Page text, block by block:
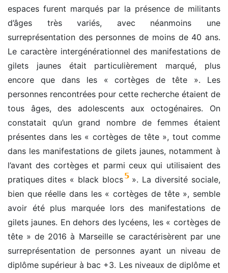
espaces furent marqués par la présence de militants
d’âges très variés, avec néanmoins une
surreprésentation des personnes de moins de 40 ans.
Le caractère intergénérationnel des manifestations de
gilets jaunes était particulièrement marqué, plus
encore que dans les « cortèges de tête ». Les
personnes rencontrées pour cette recherche étaient de
tous âges, des adolescents aux octogénaires. On
constatait qu’un grand nombre de femmes étaient
présentes dans les « cortèges de tête », tout comme
dans les manifestations de gilets jaunes, notamment à
l’avant des cortèges et parmi ceux qui utilisaient des
pratiques dites « black blocs5 ». La diversité sociale,
bien que réelle dans les « cortèges de tête », semble
avoir été plus marquée lors des manifestations de
gilets jaunes. En dehors des lycéens, les « cortèges de
tête » de 2016 à Marseille se caractérisèrent par une
surreprésentation de personnes ayant un niveau de
diplôme supérieur à bac +3. Les niveaux de diplôme et